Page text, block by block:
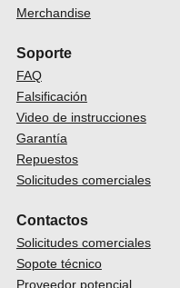
Merchandise
Soporte
FAQ
Falsificación
Video de instrucciones
Garantía
Repuestos
Solicitudes comerciales
Contactos
Solicitudes comerciales
Sopote técnico
Proveedor potencial